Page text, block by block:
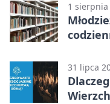
1 sierpnia
31 lipca